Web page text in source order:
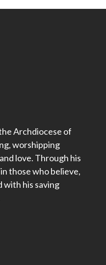
Archdiocese of
worshipping
love. Through his
those who believe,
with his saving